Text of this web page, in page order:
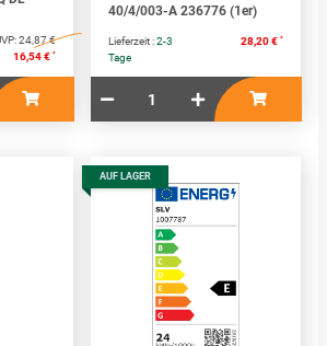
24,87 €
16,54 € *
40/4/003-A 236776 (1er)
Lieferzeit :2-3
Tage
28,20 € *
AUF LAGER